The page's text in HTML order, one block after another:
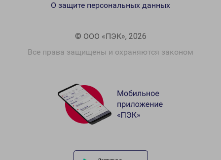
© ООО «ПЭК», 2026
Все права защищены и охраняются законом
О защите персональных данных